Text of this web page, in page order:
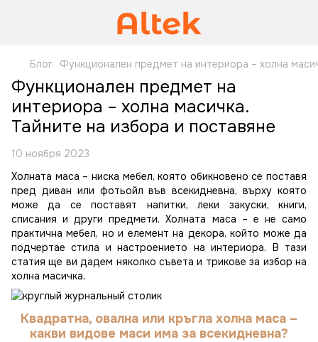
Блог Функционален предмет на интериора – холна
Функционален предмет на
интериора – холна масичка.
Тайните на избора и поставяне
10 ноября 2023
Холната маса – ниска мебел, която обикновено се поставя
пред диван или фотьойл във всекидневна, върху която
може да се поставят напитки, леки закуски, книги,
списания и други предмети. Холната маса – е не само
практична мебел, но и елемент на декора, който може да
подчертае стила и настроението на интериора. В тази
статия ще ви дадем няколко съвета и трикове за избор на
холна масичка.
Квадратна, овална или кръгла холна маса –
какви видове маси има за всекидневна?